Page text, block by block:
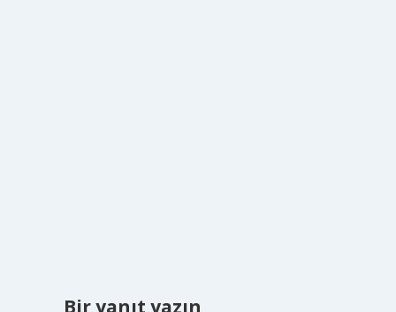
Bir yanıt yazın